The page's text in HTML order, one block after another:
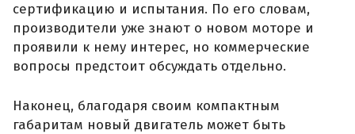
сертификацию и испытания. По его словам,
производители уже знают о новом моторе и
проявили к нему интерес, но коммерческие
вопросы предстоит обсуждать отдельно.
Наконец, благодаря своим компактным
габаритам новый двигатель может быть